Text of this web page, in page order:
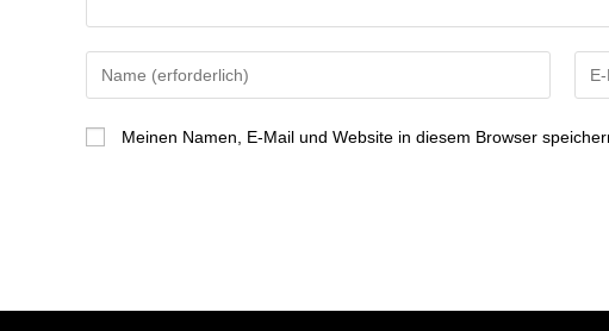
Meinen Namen, E-Mail und Website in diesem Browser